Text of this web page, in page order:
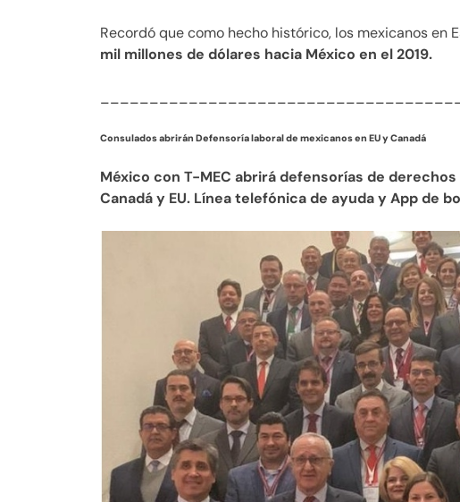
Recordó que como hecho histórico, los mexicanos en
mil millones de dólares hacia México en el 2019.
Consulados abrirán Defensoría laboral de mexicanos en EU y Canadá
México con T-MEC abrirá defensorías de
Canadá y EU. Línea telefónica de ayuda y App de